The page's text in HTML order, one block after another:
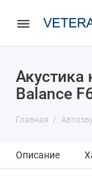
Акустика
Balance
Главная
Описание